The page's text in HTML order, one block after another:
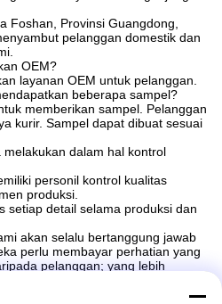
Foshan, Provinsi Guangdong,
pelanggan domestik dan
OEM?
layanan OEM untuk pelanggan.
beberapa sampel?
memberikan sampel. Pelanggan
kurir. Sampel dapat dibuat sesuai
dalam hal kontrol
personil kontrol kualitas
produksi.
setiap detail selama produksi dan
akan selalu bertanggung jawab
perlu membayar perhatian yang
pelanggan; yang lebih
pelopor pengembangan